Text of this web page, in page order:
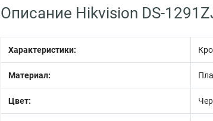
Описание Hikvision DS-
Характеристики:
Материал:
Цвет: